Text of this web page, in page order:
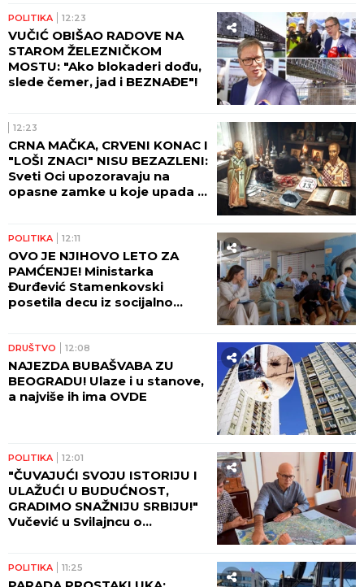
da je KOSOVO SRBIJA, evo šta
se danas dogodilo u južnoj
pokrajini!
DRUŠTVO 14:06
Orban se opustio u Guči: Sa
nazdravljao srpskom
šljivovicom (FOTO)
DRUŠTVO 13:24
"KADA SVI BEŽE OD VATRE,
fotografija srpskih
vatrogasaca na terenu obišla
zemlju (FOTO)
POLITIKA 13:19
VUČIĆ O SRBIMA NA KIM:
olakšala život
13:15
Starinski recept ima jedan
detalj koji menja ceo ukus
POLITIKA 13:02
VUČIĆ SAOPŠTIO DOBRE
na platformi "Ko si, bre, ti?"